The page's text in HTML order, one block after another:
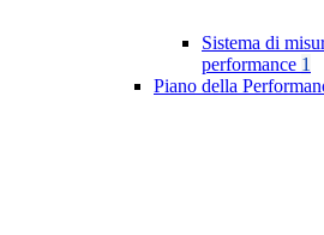
Sistema di
performance 1
Piano della